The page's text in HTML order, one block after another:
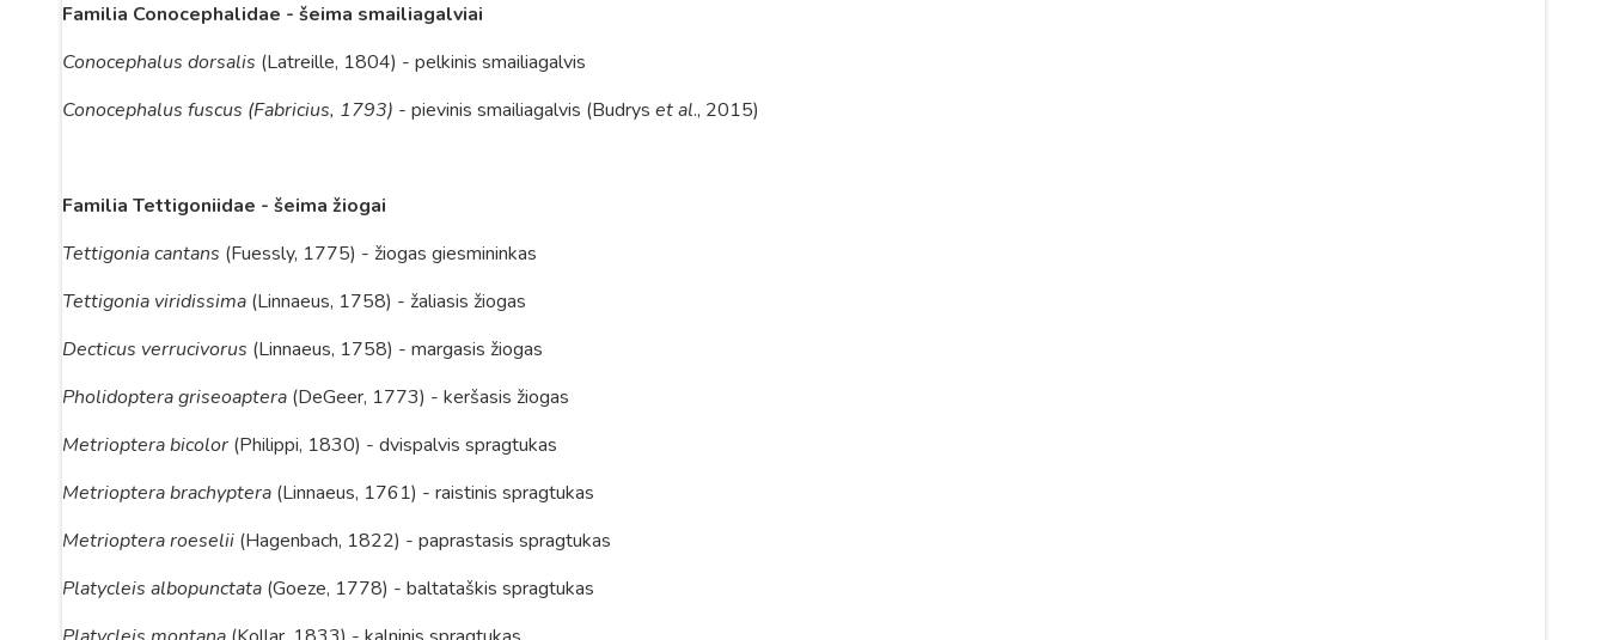
Familia Conocephalidae - šeima smailiagalviai
Conocephalus dorsalis (Latreille, 1804) - pelkinis smailiagalvis
Conocephalus fuscus (Fabricius, 1793) - pievinis smailiagalvis (Budrys et al., 2015)
Familia Tettigoniidae - šeima žiogai
Tettigonia cantans (Fuessly, 1775) - žiogas giesmininkas
Tettigonia viridissima (Linnaeus, 1758) - žaliasis žiogas
Decticus verrucivorus (Linnaeus, 1758) - margasis žiogas
Pholidoptera griseoaptera (DeGeer, 1773) - keršasis žiogas
Metrioptera bicolor (Philippi, 1830) - dvispalvis spragtukas
Metrioptera brachyptera (Linnaeus, 1761) - raistinis spragtukas
Metrioptera roeselii (Hagenbach, 1822) - paprastasis spragtukas
Platycleis albopunctata (Goeze, 1778) - baltataškis spragtukas